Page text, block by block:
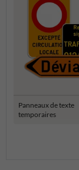
Panneaux de texte
temporaires